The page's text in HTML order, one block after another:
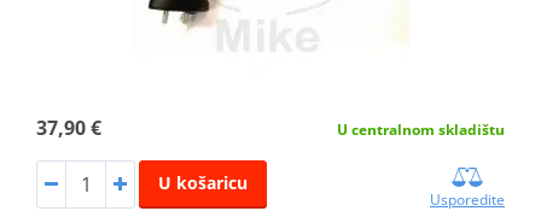
37,90 € U centralnom skladištu
U košaricu
Usporedite